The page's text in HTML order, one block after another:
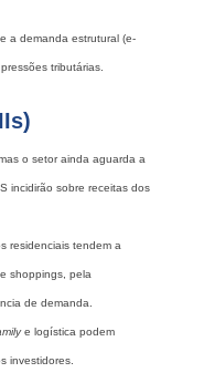
a demanda estrutural (e-
tributárias.
o setor ainda aguarda a
incidirão sobre receitas dos
residenciais tendem a
shoppings, pela
de demanda.
e logística podem
investidores.